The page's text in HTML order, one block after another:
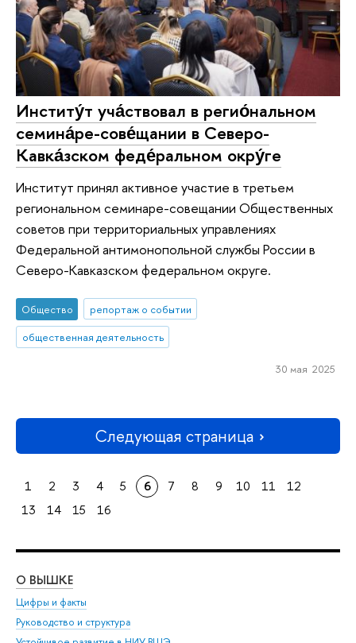
Институ́т уча́ствовал в регио́нальном
семина́ре-сове́щании в Северо-
Кавка́зском феде́ральном окру́ге
Институт принял активное участие в третьем
региональном семинаре-совещании Общественных
советов при территориальных управлениях
Федеральной антимонопольной службы России в
Северо-Кавказском федеральном округе.
Общество
репортаж о событии
общественная деятельность
30 мая 2025
Следующая страница
1 2 3 4 5 6 7 8 9 10 11
12
13
14 15 16
О ВЫШКЕ
Цифры и факты
Руководство и структура